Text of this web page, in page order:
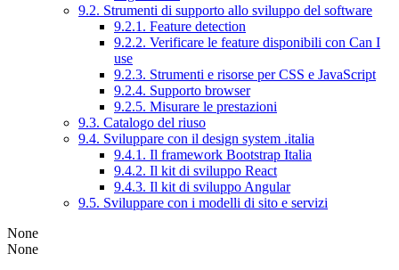
9.2. Strumenti di supporto allo sviluppo del software
9.2.1. Feature detection
9.2.2. Verificare le feature disponibili con Can I
use
9.2.3. Strumenti e risorse per CSS e JavaScript
9.2.4. Supporto browser
9.2.5. Misurare le prestazioni
9.3. Catalogo del riuso
9.4. Sviluppare con il design system .italia
9.4.1. Il framework Bootstrap Italia
9.4.2. Il kit di sviluppo React
9.4.3. Il kit di sviluppo Angular
9.5. Sviluppare con i modelli di sito e servizi
None
None